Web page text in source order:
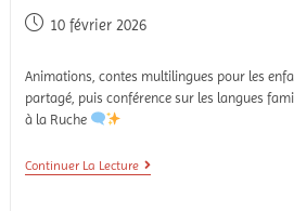
10 février 2026
Animations, contes multilingues pour les
partagé, puis conférence sur les langues
à la Ruche
Continuer La Lecture